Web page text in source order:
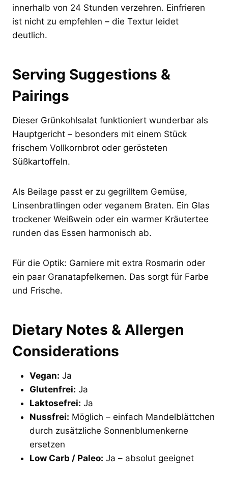
innerhalb von 24 Stunden verzehren. Einfrieren
ist nicht zu empfehlen – die Textur leidet
deutlich.
Serving Suggestions &
Pairings
Dieser Grünkohlsalat funktioniert wunderbar als
Hauptgericht – besonders mit einem Stück
frischem Vollkornbrot oder gerösteten
Süßkartoffeln.
Als Beilage passt er zu gegrilltem Gemüse,
Linsenbratlingen oder veganem Braten. Ein Glas
trockener Weißwein oder ein warmer Kräutertee
runden das Essen harmonisch ab.
Für die Optik: Garniere mit extra Rosmarin oder
ein paar Granatapfelkernen. Das sorgt für Farbe
und Frische.
Dietary Notes & Allergen
Considerations
Vegan: Ja
Glutenfrei: Ja
Laktosefrei: Ja
Nussfrei: Möglich – einfach Mandelblättchen
durch zusätzliche Sonnenblumenkerne
ersetzen
Low Carb / Paleo: Ja – absolut geeignet